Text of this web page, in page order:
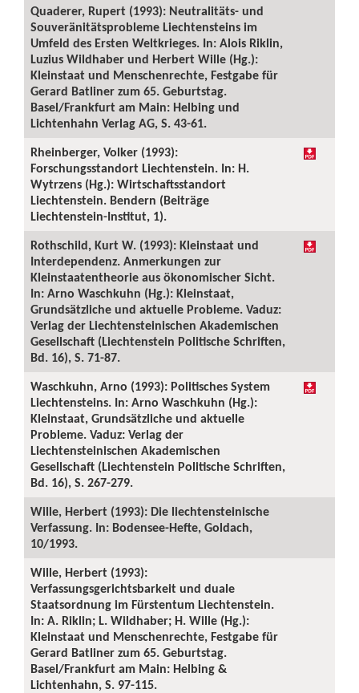
Quaderer, Rupert (1993): Neutralitäts- und
Souveränitätsprobleme Liechtensteins im
Umfeld des Ersten Weltkrieges. In: Alois Riklin,
Luzius Wildhaber und Herbert Wille (Hg.):
Kleinstaat und Menschenrechte, Festgabe für
Gerard Batliner zum 65. Geburtstag.
Basel/Frankfurt am Main: Helbing und
Lichtenhahn Verlag AG, S. 43-61.
Rheinberger, Volker (1993):
Forschungsstandort Liechtenstein. In: H.
Wytrzens (Hg.): Wirtschaftsstandort
Liechtenstein. Bendern (Beiträge
Liechtenstein-Institut, 1).
Rothschild, Kurt W. (1993): Kleinstaat und
Interdependenz. Anmerkungen zur
Kleinstaatentheorie aus ökonomischer Sicht.
In: Arno Waschkuhn (Hg.): Kleinstaat,
Grundsätzliche und aktuelle Probleme. Vaduz:
Verlag der Liechtensteinischen Akademischen
Gesellschaft (Liechtenstein Politische Schriften,
Bd. 16), S. 71-87.
Waschkuhn, Arno (1993): Politisches System
Liechtensteins. In: Arno Waschkuhn (Hg.):
Kleinstaat, Grundsätzliche und aktuelle
Probleme. Vaduz: Verlag der
Liechtensteinischen Akademischen
Gesellschaft (Liechtenstein Politische Schriften,
Bd. 16), S. 267-279.
Wille, Herbert (1993): Die liechtensteinische
Verfassung. In: Bodensee-Hefte, Goldach,
10/1993.
Wille, Herbert (1993):
Verfassungsgerichtsbarkeit und duale
Staatsordnung im Fürstentum Liechtenstein.
In: A. Riklin; L. Wildhaber; H. Wille (Hg.):
Kleinstaat und Menschenrechte, Festgabe für
Gerard Batliner zum 65. Geburtstag.
Basel/Frankfurt am Main: Helbing &
Lichtenhahn, S. 97-115.